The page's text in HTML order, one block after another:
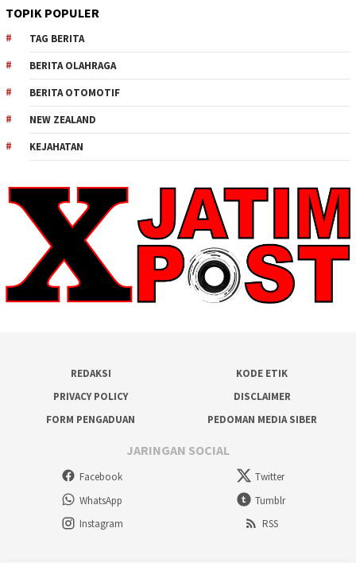
TOPIK POPULER
TAG BERITA
BERITA OLAHRAGA
BERITA OTOMOTIF
NEW ZEALAND
KEJAHATAN
REDAKSI
KODE ETIK
PRIVACY POLICY
DISCLAIMER
FORM PENGADUAN
PEDOMAN MEDIA SIBER
JARINGAN SOCIAL
Facebook
Twitter
WhatsApp
Tumblr
Instagram
RSS